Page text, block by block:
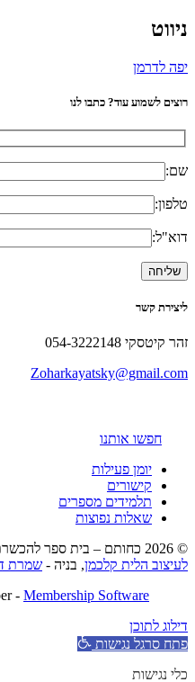
ניווט
יפה לדרמן
רוצים לשמוע עוד? כתבו לנו
שם:
טלפון:
דוא"ל:
ליצירת קשר
זהר קיטסקי 054-3222148
Zoharkayatsky@gmail.com
חפשו אותנו
יומן פעילות
קישורים
תלמידים מספרים
שאלות נפוצות
© 2026 כחותם – בית ספר להכשרת יועצים ביוגרפים. עיצוב -
לעיצוב הלית קלכמן, בניה - שמרת
- Membership Software
דילוג לתוכן
פתח סרגל נגישות
כלי נגישות